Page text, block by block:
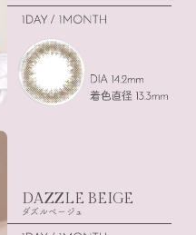
DAZZLE BEIGE
ダズルベージュ